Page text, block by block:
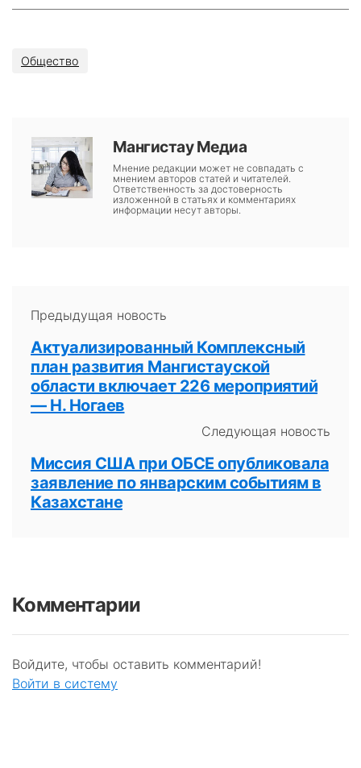
Общество
Мангистау Медиа
Мнение редакции может не совпадать с
мнением авторов статей и читателей.
Ответственность за достоверность
изложенной в статьях и комментариях
информации несут авторы.
Предыдущая новость
Актуализированный Комплексный
план развития Мангистауской
области включает 226 мероприятий
— Н. Ногаев
Следующая новость
Миссия США при ОБСЕ опубликовала
заявление по январским событиям в
Казахстане
Комментарии
Войдите, чтобы оставить комментарий!
Войти в систему